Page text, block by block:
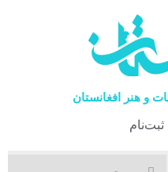
و هنر افغانستان
ثبت‌نام